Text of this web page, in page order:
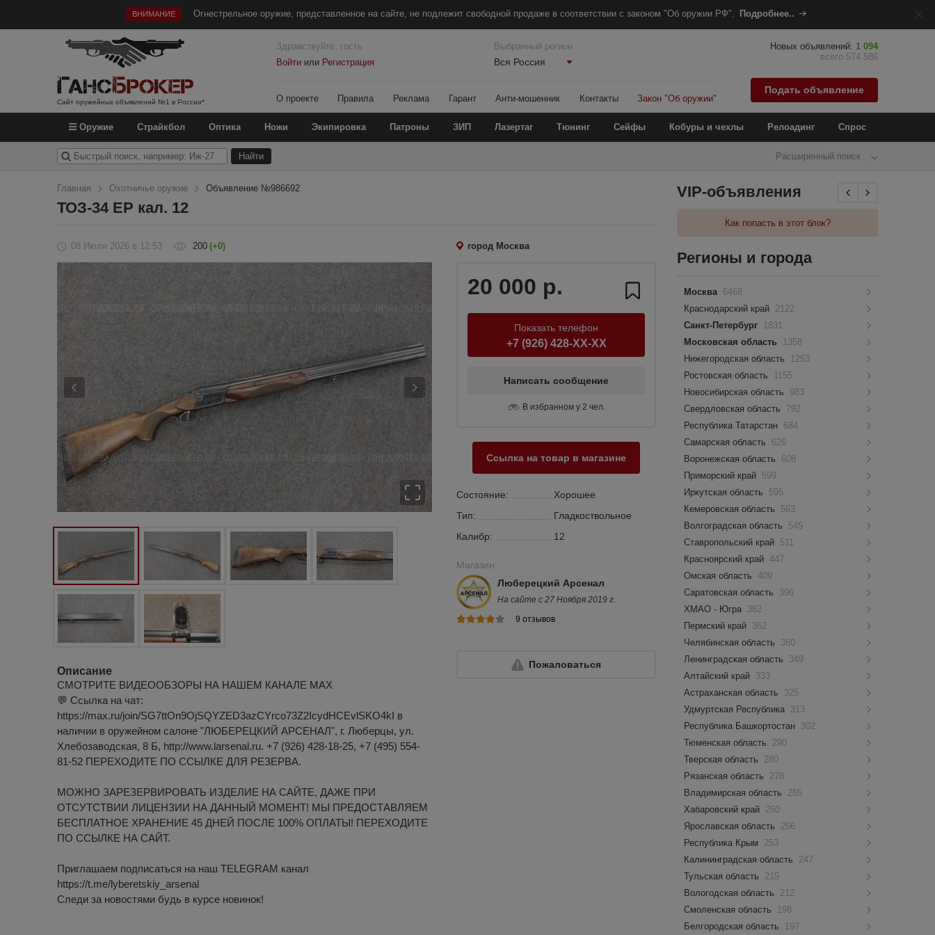
ВНИМАНИЕ Огнестрельное оружие, представленное на сайте, не подлежит свободной продаже в соответствии с законом "Об оружии РФ". Подробнее..
Сайт оружейных объявлений №1 в России*
Здравствуйте, гость
Войтиили Регистрация
Выбранный регион
Вся Россия
О проекте Правила Реклама Гарант Анти-мошенник Контакты Закон "Об оружии"
Новых объявлений: 1 094
всего 574 586
Подать объявление
Оружие Страйкбол Оптика Ножи Экипировка Патроны ЗИП Лазертаг Тюнинг Сейфы Кобуры и чехлы Релоадинг Спрос
Расширенный поиск
Главная Охотничье оружие Объявление №986692
ТОЗ-34 ЕР кал. 12
08 Июля 2026 в 12:53 200 (+0) город Москва
Описание
СМОТРИТЕ ВИДЕООБЗОРЫ НА НАШЕМ КАНАЛЕ MAX
💬 Ссылка на чат:
https://max.ru/join/SG7ttOn9OjSQYZED3azCYrco73Z2IcydHCEvlSKO4kI в
наличии в оружейном салоне "ЛЮБЕРЕЦКИЙ АРСЕНАЛ", г. Люберцы, ул.
Хлебозаводская, 8 Б, http://www.larsenal.ru. +7 (926) 428-18-25, +7 (495) 554-
81-52 ПЕРЕХОДИТЕ ПО ССЫЛКЕ ДЛЯ РЕЗЕРВА.
МОЖНО ЗАРЕЗЕРВИРОВАТЬ ИЗДЕЛИЕ НА САЙТЕ, ДАЖЕ ПРИ
ОТСУТСТВИИ ЛИЦЕНЗИИ НА ДАННЫЙ МОМЕНТ! МЫ ПРЕДОСТАВЛЯЕМ
БЕСПЛАТНОЕ ХРАНЕНИЕ 45 ДНЕЙ ПОСЛЕ 100% ОПЛАТЫ! ПЕРЕХОДИТЕ
ПО ССЫЛКЕ НА САЙТ.
Приглашаем подписаться на наш TELEGRAM канал
https://t.me/lyberetskiy_arsenal
Следи за новостями будь в курсе новинок!
20 000 р.
Показать телефон
+7 (926) 428-XX-XX
Написать сообщение
В избранном у 2 чел.
Ссылка на товар в магазине
Состояние:
Хорошее
Тип:
Гладкоствольное
Калибр:
12
Магазин:
Люберецкий Арсенал
На сайте с 27 Ноября 2019 г.
9 отзывов
Пожаловаться
VIP-объявления
Как попасть в этот блок?
Регионы и города
Москва 6468
Краснодарский край 2122
Санкт-Петербург 1831
Московская область 1358
Нижегородская область
1253
Ростовская область
1155
Новосибирская область
983
Свердловская область
792
Республика Татарстан 684
Самарская область
626
Воронежская область
608
Приморский край 599
Иркутская область
595
Кемеровская область
563
Волгоградская область
545
Ставропольский край 511
Красноярский край 447
Омская область
409
Саратовская область
396
ХМАО - Югра 382
Пермский край 362
Челябинская область
360
Ленинградская область
349
Алтайский край 333
Астраханская область
325
Удмуртская Республика 313
Республика Башкортостан 302
Тюменская область
290
Тверская область
280
Рязанская область
278
Владимирская область
265
Хабаровский край 260
Ярославская область
256
Республика Крым
253
Калининградская область
247
Тульская область
215
Вологодская область
212
Смоленская область
198
Белгородская область
197